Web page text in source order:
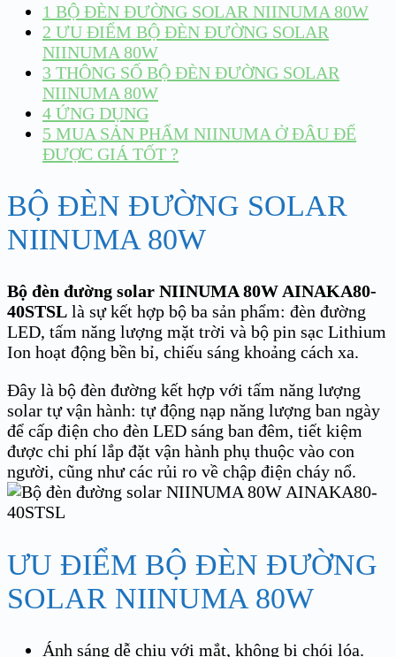
1 BỘ ĐÈN ĐƯỜNG SOLAR NIINUMA 80W
2 ƯU ĐIỂM BỘ ĐÈN ĐƯỜNG SOLAR
NIINUMA 80W
3 THÔNG SỐ BỘ ĐÈN ĐƯỜNG SOLAR
NIINUMA 80W
4 ỨNG DỤNG
5 MUA SẢN PHẨM NIINUMA Ở ĐÂU ĐỂ
ĐƯỢC GIÁ TỐT ?
BỘ ĐÈN ĐƯỜNG SOLAR
NIINUMA 80W
Bộ đèn đường solar NIINUMA 80W AINAKA80-
40STSL là sự kết hợp bộ ba sản phẩm: đèn đường
LED, tấm năng lượng mặt trời và bộ pin sạc Lithium
Ion hoạt động bền bỉ, chiếu sáng khoảng cách xa.
Đây là bộ đèn đường kết hợp với tấm năng lượng
solar tự vận hành: tự động nạp năng lượng ban ngày
để cấp điện cho đèn LED sáng ban đêm, tiết kiệm
được chi phí lắp đặt vận hành phụ thuộc vào con
người, cũng như các rủi ro về chập điện cháy nổ.
ƯU ĐIỂM BỘ ĐÈN ĐƯỜNG
SOLAR NIINUMA 80W
Ánh sáng dễ chịu với mắt, không bị chói lóa.